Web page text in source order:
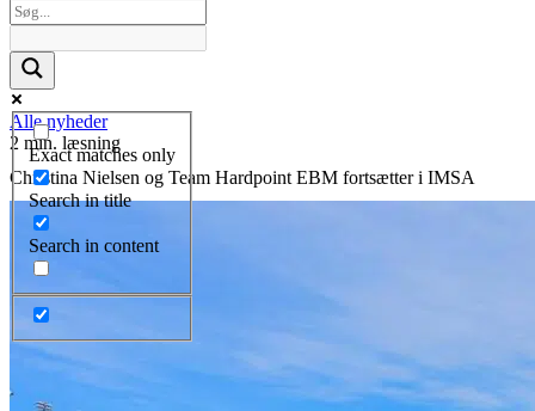
Exact matches only
Search in title
Search in content
Alle nyheder
2 min. læsning
Christina Nielsen og Team Hardpoint EBM fortsætter i IMSA